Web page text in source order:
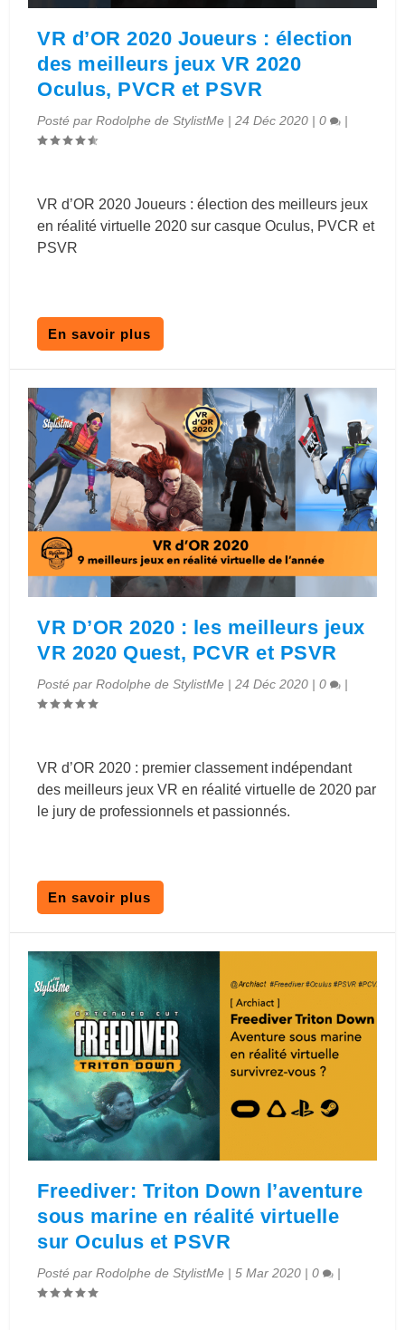
VR d’OR 2020 Joueurs : élection
des meilleurs jeux VR 2020
Oculus, PVCR et PSVR
Posté parRodolphe de StylistMe |24 Déc 2020 |0 |
VR d’OR 2020 Joueurs : élection des meilleurs jeux
en réalité virtuelle 2020 sur casque Oculus, PVCR et
PSVR
En savoir plus
VR D’OR 2020 : les meilleurs jeux
VR 2020 Quest, PCVR et PSVR
Posté parRodolphe de StylistMe |24 Déc 2020 |0 |
VR d’OR 2020 : premier classement indépendant
des meilleurs jeux VR en réalité virtuelle de 2020 par
le jury de professionnels et passionnés.
En savoir plus
Freediver: Triton Down l’aventure
sous marine en réalité virtuelle
sur Oculus et PSVR
Posté parRodolphe de StylistMe |5 Mar 2020 |0 |